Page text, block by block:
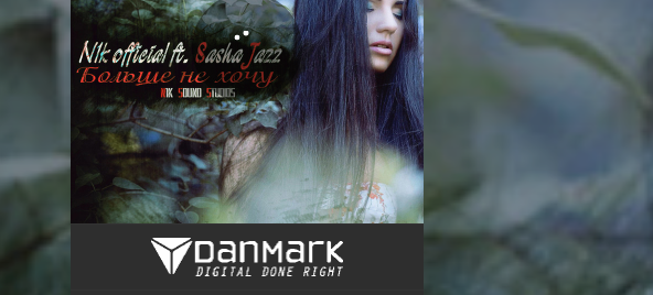
Больше не хочу (feat. Саша Джаз)